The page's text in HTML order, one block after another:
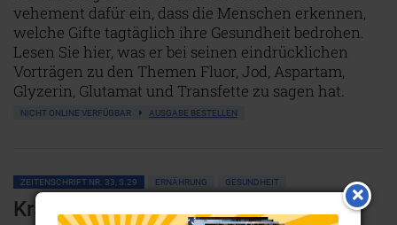
vehement dafür ein, dass die Menschen erkennen,
welche Gifte tagtäglich ihre Gesundheit bedrohen.
Lesen Sie hier, was er bei seinen eindrücklichen
Vorträgen zu den Themen Fluor, Jod, Aspartam,
Glyzerin, Glutamat und Transfette zu sagen hat.
NICHT ONLINE VERFÜGBAR AUSGABE BESTELLEN
ZEITENSCHRIFT NR. 33, S.29 ERNÄHRUNG GESUNDHEIT
Krank durch das falsche Salz?